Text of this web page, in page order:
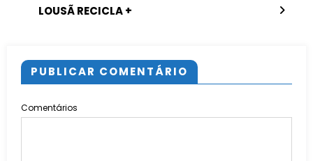
LOUSÃ RECICLA +
PUBLICAR COMENTÁRIO
Comentários